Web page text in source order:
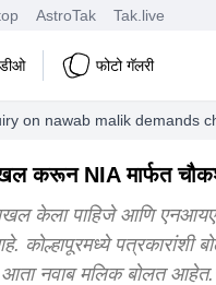
AstroTak Tak.live
फोटो गॅलरी
on nawab malik demands
करून NIA मार्फत
केला पाहिजे आणि
कोल्हापूरमध्ये
नवाब मलिक बोलत